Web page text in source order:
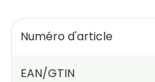
Numéro d'article
EAN/GTIN